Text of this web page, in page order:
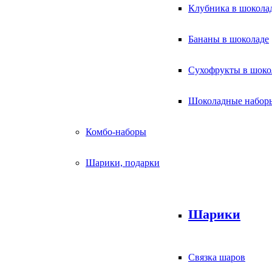
Клубника в
Бананы в шоколаде
Сухофрукты в
Шоколадные
Комбо-наборы
Шарики, подарки
Шарики
Связка шаров